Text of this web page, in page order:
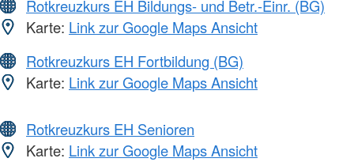
Rotkreuzkurs EH Bildungs- und Betr.-Einr. (BG)
Karte: Link zur Google Maps Ansicht
Rotkreuzkurs EH Fortbildung (BG)
Karte: Link zur Google Maps Ansicht
Rotkreuzkurs EH Senioren
Karte: Link zur Google Maps Ansicht